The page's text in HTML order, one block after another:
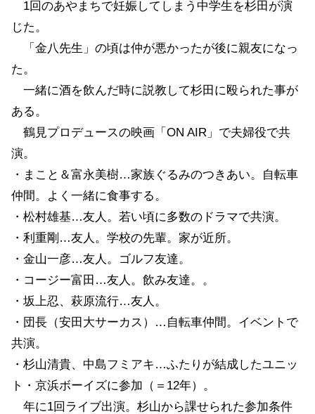
1回のあやまちで妊娠してしまう中学生を杉田が演
じた。
「金八先生」の頃は仲が悪かったが後に親友になっ
た。
一緒に酒を飲んだ時に説教して杉田に殴られた事が
ある。
鶴見プロデュースの映画「ON AIR」で夫婦役で共
演。
・まこと＆富永美樹…家族ぐるみのつきあい。自転車
仲間。よく一緒に食事する。
・松村雄基…友人。若い頃に多数のドラマで共演。
・利重剛…友人。学校の先輩。家が近所。
・金山一彦…友人。ゴルフ友達。
・コージー富田…友人。飲み友達。。
・坂上忍、萩原流行…友人。
・団長（安田大サーカス）…自転車仲間。イベントで
共演。
・杉山清貴、中島フミアキ…ふたりが結成したユニッ
ト・京浜ボーイズに参加（＝12年）。
年に1回ライブ出演。杉山から課せられた参加条件